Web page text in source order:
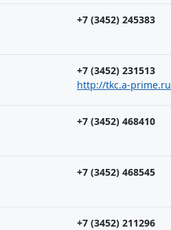
+7 (3452) 245383
+7 (3452) 231513
http://tkc.a-prime.ru
+7 (3452) 468410
+7 (3452) 468545
+7 (3452) 211296